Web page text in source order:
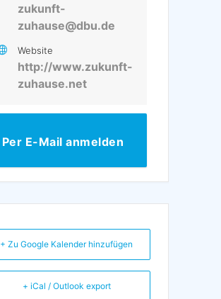
zukunft-
zuhause@dbu.de
Website
http://www.zukunft-
zuhause.net
Per E-Mail anmelden
+ Zu Google Kalender hinzufügen
+ iCal / Outlook export